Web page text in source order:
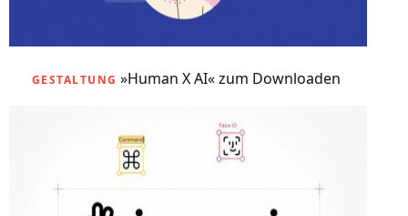
GESTALTUNG »Human X AI« zum Downloaden